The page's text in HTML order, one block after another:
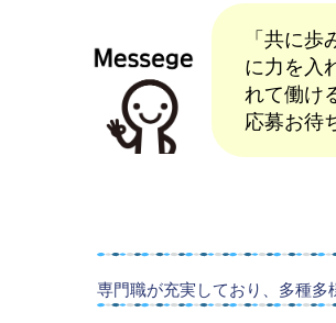
「共に
に力を入
れて働け
応募お待
専門職が充実しており、多種